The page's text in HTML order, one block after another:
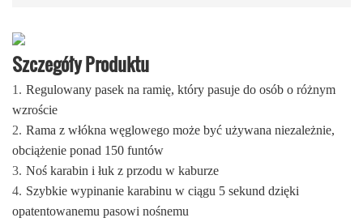
Szczegóły Produktu
1. Regulowany pasek na ramię, który pasuje do osób o różnym
wzroście
2. Rama z włókna węglowego może być używana niezależnie,
obciążenie ponad 150 funtów
3. Noś karabin i łuk z przodu w kaburze
4. Szybkie wypinanie karabinu w ciągu 5 sekund dzięki
opatentowanemu pasowi nośnemu